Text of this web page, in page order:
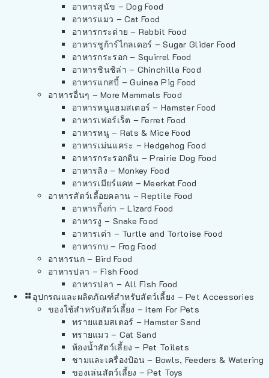
อาหารสุนัข – Dog Food
อาหารแมว – Cat Food
อาหารกระต่าย – Rabbit Food
อาหารชูก้าร์ไกลเดอร์ – Sugar Glider Food
อาหารกระรอก – Squirrel Food
อาหารชินชิล่า – Chinchilla Food
อาหารแกสบี้ – Guinea Pig Food
อาหารอื่นๆ – More Mammals Food
อาหารหนูแฮมสเตอร์ – Hamster Food
อาหารเฟอร์เร็ต – Ferret Food
อาหารหนู – Rats & Mice Food
อาหารเม่นแคระ – Hedgehog Food
อาหารกระรอกดิน – Prairie Dog Food
อาหารลิง – Monkey Food
อาหารเมียร์แคท – Meerkat Food
อาหารสัตว์เลี้อยคลาน – Reptile Food
อาหารกิ้งก่า – Lizard Food
อาหารงู – Snake Food
อาหารเต่า – Turtle and Tortoise Food
อาหารกบ – Frog Food
อาหารนก – Bird Food
อาหารปลา – Fish Food
อาหารปลา – All Fish Food
อุปกรณและผลิตภัณฑ์สำหรับสัตว์เลี้ยง – Pet Accessories
ของใช้สำหรับสัตว์เลี้ยง – Item For Pets
ทรายแฮมสเตอร์ – Hamster Sand
ทรายแมว – Cat Sand
ห้องน้ำสัตว์เลี้ยง – Pet Toilets
ชามและเครื่องป้อน – Bowls, Feeders & Watering
ของเล่นสัตว์เลี้ยง – Pet Toys